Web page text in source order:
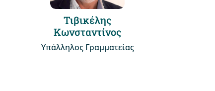
Τιβικέλης
Κωνσταντίνος
Υπάλληλος Γραμματείας